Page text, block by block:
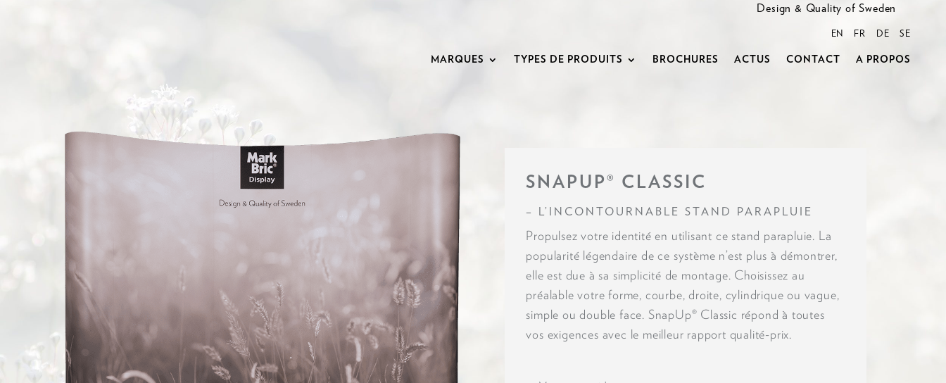
Design & Quality of Sweden
EN FR DE SE
MARQUES TYPES DE PRODUITS BROCHURES ACTUS CONTACT A PROPOS
SNAPUP® CLASSIC
– L’INCONTOURNABLE STAND PARAPLUIE
Propulsez votre identité en utilisant ce stand parapluie. La
popularité légendaire de ce système n’est plus à démontrer,
elle est due à sa simplicité de montage. Choisissez au
préalable votre forme, courbe, droite, cylindrique ou vague,
simple ou double face. SnapUp® Classic répond à toutes
vos exigences avec le meilleur rapport qualité-prix.